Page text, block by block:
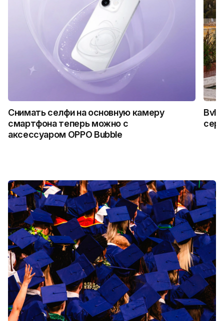
Снимать селфи на основную камеру
смартфона теперь можно с
аксессуаром OPPO Bubble